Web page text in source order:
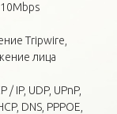
Tripwire,
лица
/ IP, UDP, UPnP,
DNS, PPPOE,